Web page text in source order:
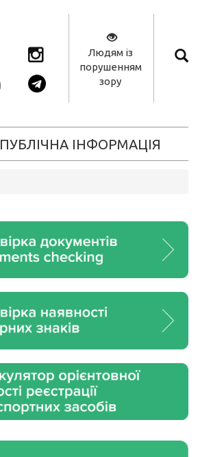
Людям із
порушенням
зору
ПУБЛІЧНА ІНФОРМАЦІЯ